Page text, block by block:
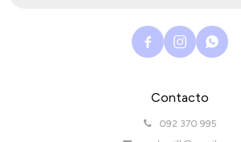
Contacto
092 370 995
  